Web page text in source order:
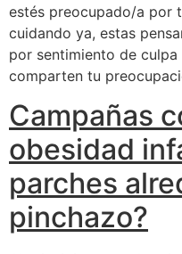
estés preocupado/a por
cuidando ya, estas
por sentimiento de
comparten tu
Campañas
obesidad
parches
pinchazo?